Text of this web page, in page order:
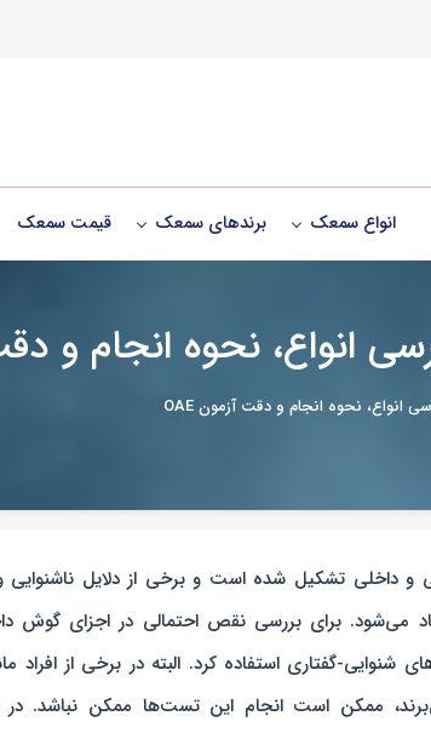
انواع سمعک برندهای سمعک قیمت سمعک
داخلی تشکیل شده است و برخی از دلایل ناشنوایی و
می‌شود. برای بررسی نقص احتمالی در اجزای گوش
گفتاری استفاده کرد. البته در برخی از افراد
ممکن است انجام این تست‌ها ممکن نباشد. در